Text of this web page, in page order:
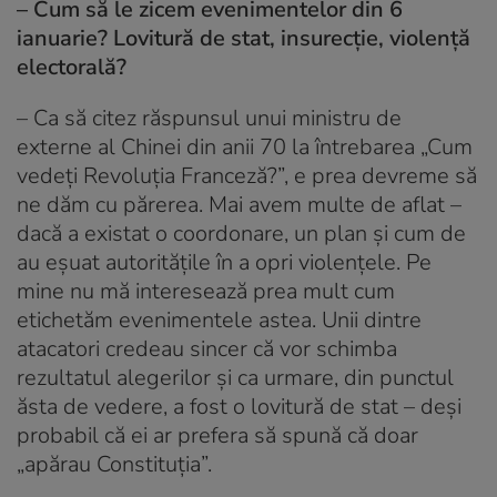
– Cum să le zicem evenimentelor din 6
ianuarie? Lovitură de stat, insurecție, violență
electorală?
– Ca să citez răspunsul unui ministru de
externe al Chinei din anii 70 la întrebarea „Cum
vedeți Revoluția Franceză?”, e prea devreme să
ne dăm cu părerea. Mai avem multe de aflat –
dacă a existat o coordonare, un plan și cum de
au eșuat autoritățile în a opri violențele. Pe
mine nu mă interesează prea mult cum
etichetăm evenimentele astea. Unii dintre
atacatori credeau sincer că vor schimba
rezultatul alegerilor și ca urmare, din punctul
ăsta de vedere, a fost o lovitură de stat – deși
probabil că ei ar prefera să spună că doar
„apărau Constituția”.